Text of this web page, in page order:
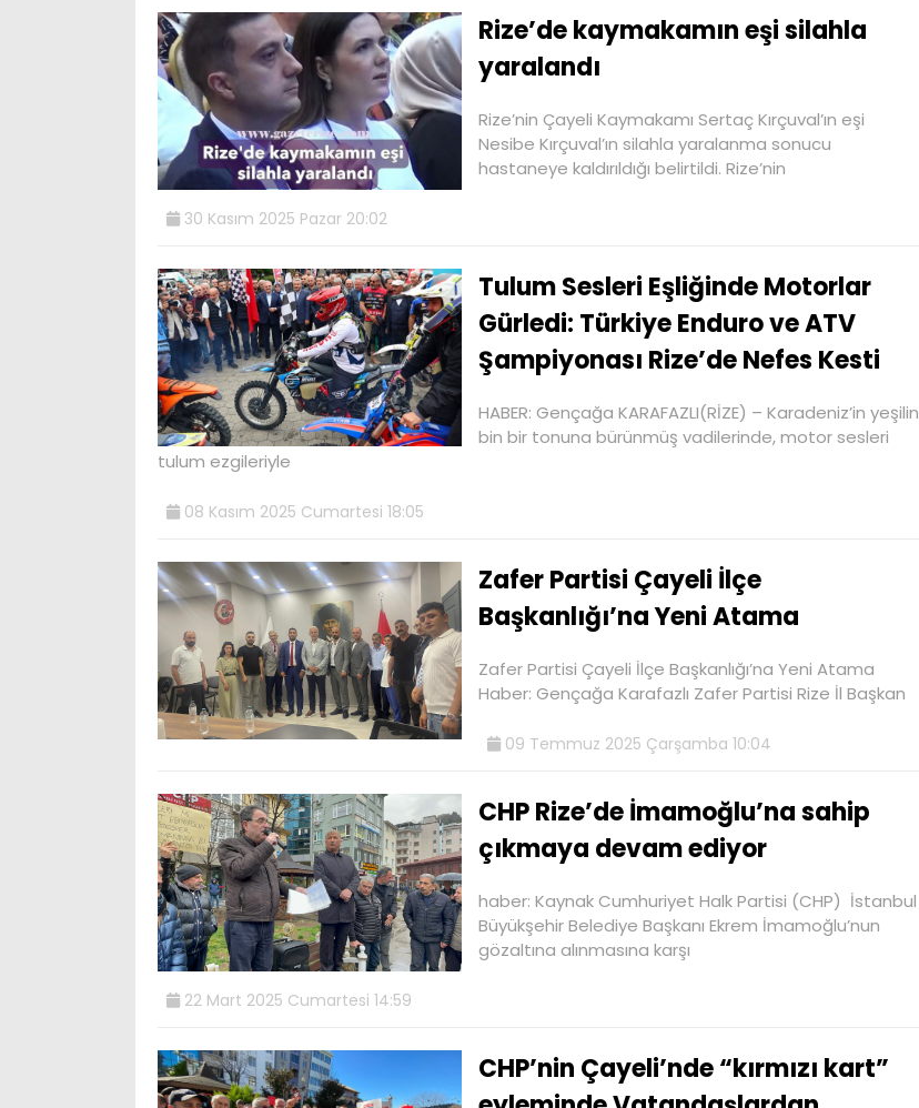
Rize’de kaymakamın eşi silahla
yaralandı
Rize’nin Çayeli Kaymakamı Sertaç Kırçuval’ın eşi
Nesibe Kırçuval’ın silahla yaralanma sonucu
hastaneye kaldırıldığı belirtildi. Rize’nin
30 Kasım 2025 Pazar 20:02
Tulum Sesleri Eşliğinde Motorlar
Gürledi: Türkiye Enduro ve ATV
Şampiyonası Rize’de Nefes Kesti
HABER: Gençağa KARAFAZLI(RİZE) – Karadeniz’in yeşilin
bin bir tonuna bürünmüş vadilerinde, motor sesleri
tulum ezgileriyle
08 Kasım 2025 Cumartesi 18:05
Zafer Partisi Çayeli İlçe
Başkanlığı’na Yeni Atama
Zafer Partisi Çayeli İlçe Başkanlığı’na Yeni Atama
Haber: Gençağa Karafazlı Zafer Partisi Rize İl Başkan
09 Temmuz 2025 Çarşamba 10:04
CHP Rize’de İmamoğlu’na sahip
çıkmaya devam ediyor
haber: Kaynak Cumhuriyet Halk Partisi (CHP) İstanbul
Büyükşehir Belediye Başkanı Ekrem İmamoğlu’nun
gözaltına alınmasına karşı
22 Mart 2025 Cumartesi 14:59
CHP’nin Çayeli’nde “kırmızı kart”